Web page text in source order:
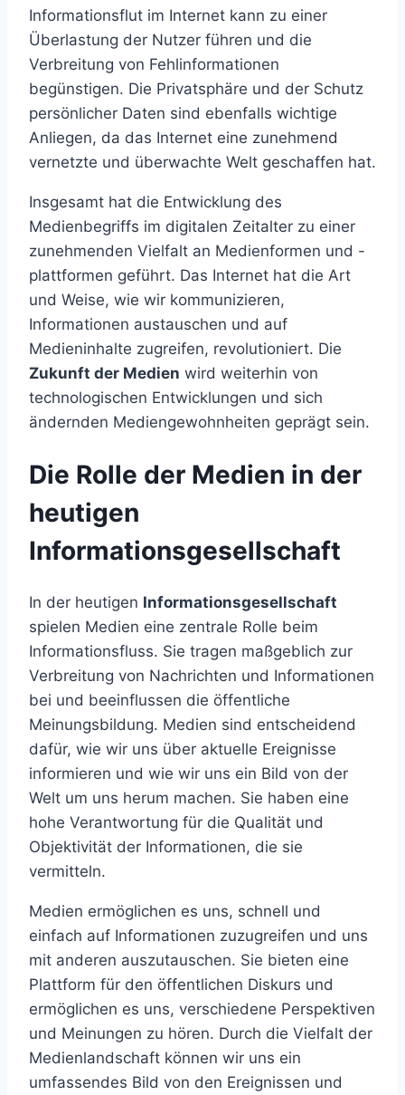
Informationsflut im Internet kann zu einer
Überlastung der Nutzer führen und die
Verbreitung von Fehlinformationen
begünstigen. Die Privatsphäre und der Schutz
persönlicher Daten sind ebenfalls wichtige
Anliegen, da das Internet eine zunehmend
vernetzte und überwachte Welt geschaffen hat.
Insgesamt hat die Entwicklung des
Medienbegriffs im digitalen Zeitalter zu einer
zunehmenden Vielfalt an Medienformen und -
plattformen geführt. Das Internet hat die Art
und Weise, wie wir kommunizieren,
Informationen austauschen und auf
Medieninhalte zugreifen, revolutioniert. Die
Zukunft der Medien wird weiterhin von
technologischen Entwicklungen und sich
ändernden Mediengewohnheiten geprägt sein.
Die Rolle der Medien in der
heutigen
Informationsgesellschaft
In der heutigen Informationsgesellschaft
spielen Medien eine zentrale Rolle beim
Informationsfluss. Sie tragen maßgeblich zur
Verbreitung von Nachrichten und Informationen
bei und beeinflussen die öffentliche
Meinungsbildung. Medien sind entscheidend
dafür, wie wir uns über aktuelle Ereignisse
informieren und wie wir uns ein Bild von der
Welt um uns herum machen. Sie haben eine
hohe Verantwortung für die Qualität und
Objektivität der Informationen, die sie
vermitteln.
Medien ermöglichen es uns, schnell und
einfach auf Informationen zuzugreifen und uns
mit anderen auszutauschen. Sie bieten eine
Plattform für den öffentlichen Diskurs und
ermöglichen es uns, verschiedene Perspektiven
und Meinungen zu hören. Durch die Vielfalt der
Medienlandschaft können wir uns ein
umfassendes Bild von den Ereignissen und